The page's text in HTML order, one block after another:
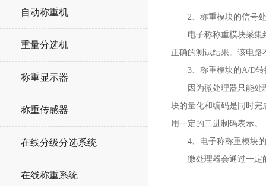
自动称重机
重量分选机
称重显示器
称重传感器
在线分级分选系统
在线称重系统
2、称重模块的信号
电子称称重模块采集到
正确的测试结果。该电
3、称重模块的A/D转
因为微处理器只能处理
块的量化和编码是同时完
用一定的二进制码表示。
4、电子称称重模块的
微处理器会通过一定的